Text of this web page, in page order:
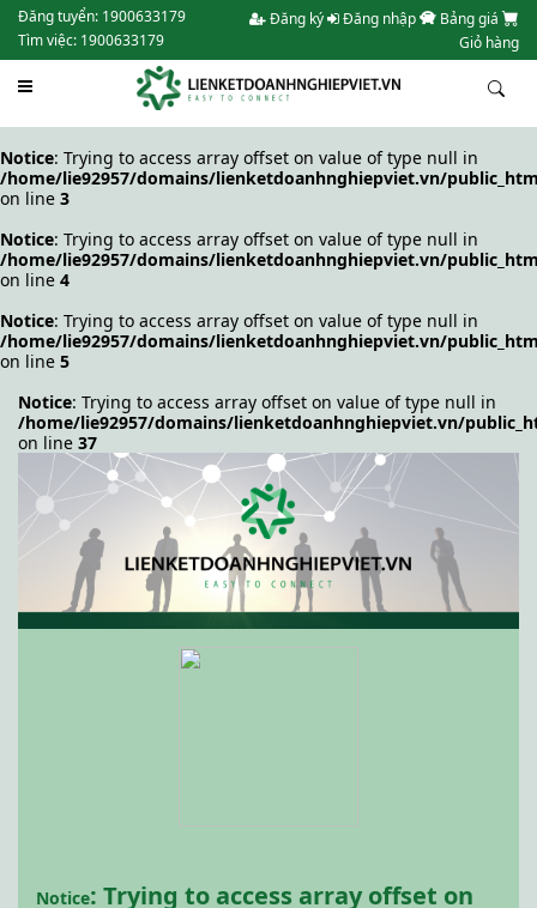
Đăng tuyển: 1900633179
Tìm việc: 1900633179
Đăng ký Đăng nhập
Bảng giá
Giỏ hàng
Notice: Trying to access array offset on value of type null in
/home/lie92957/domains/lienketdoanhnghiepviet.vn/
on line 3
Notice: Trying to access array offset on value of type null in
/home/lie92957/domains/lienketdoanhnghiepviet.vn/
on line 4
Notice: Trying to access array offset on value of type null in
/home/lie92957/domains/lienketdoanhnghiepviet.vn/
on line 5
Notice: Trying to access array offset on value of type null in
/home/lie92957/domains/lienketdoanhnghiepviet.vn/
on line 37
Notice: Trying to access array offset on